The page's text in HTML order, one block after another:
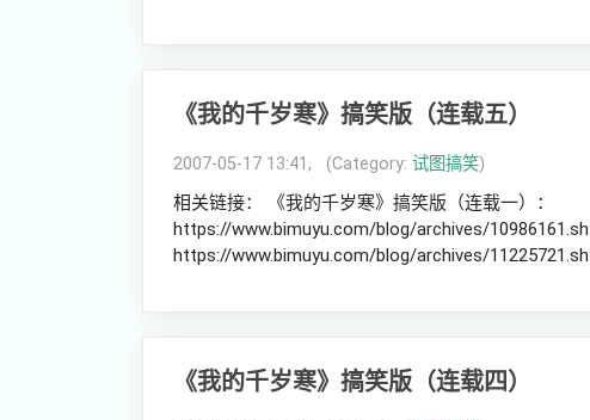
《我的千岁寒》搞笑版（连载五）
2007-05-17 13:41, (Category: 试图搞笑)
相关链接： 《我的千岁寒》搞笑版（连载一）：
https://www.bimuyu.com/blog/archives/
https://www.bimuyu.com/blog/archives/
《我的千岁寒》搞笑版（连载四）